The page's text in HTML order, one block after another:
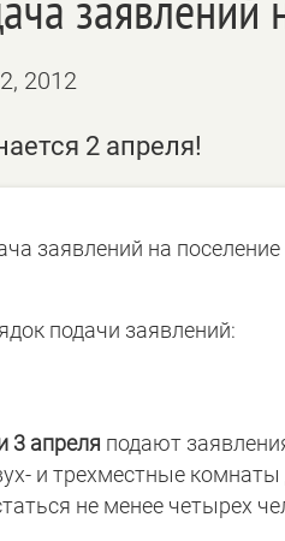
2012
2 апреля!
заявлений на
подачи заявлений:
3 апреля подают
и трехместные
не менее четырех